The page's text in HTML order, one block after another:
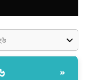
»